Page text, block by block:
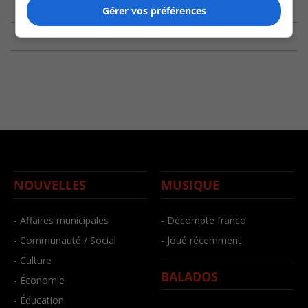
NOUVELLES
- Affaires municipales
- Communauté / Social
- Culture
- Économie
- Éducation
MUSIQUE
- Décompte franco
- Joué récemment
BALADOS
Gérer vos préférences